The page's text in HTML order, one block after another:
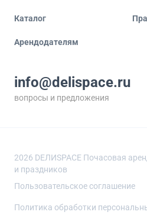
Каталог
Арендодателям
info@delispace.ru
вопросы и предложения
2026 DEЛИSPACE Почасовая
и праздников
Пользовательское соглашение
Политика обработки